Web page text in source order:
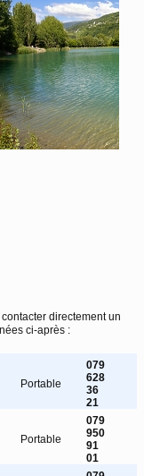
directement un
ci-après :
Portable
079
628
36
21
Portable
079
950
91
01